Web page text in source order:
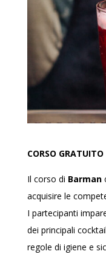
CORSO GRATUITO
Il corso di Barman
acquisire le
I partecipanti
dei principali
regole di igiene e